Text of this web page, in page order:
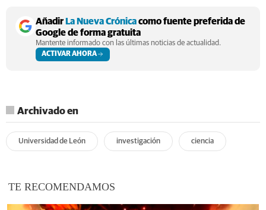
Añadir La Nueva Crónicacomo fuente preferida de
Google de forma gratuita
Mantente informado con las últimas noticias de actualidad.
ACTIVAR AHORA
Archivado en
Universidad de León investigación ciencia
TE RECOMENDAMOS